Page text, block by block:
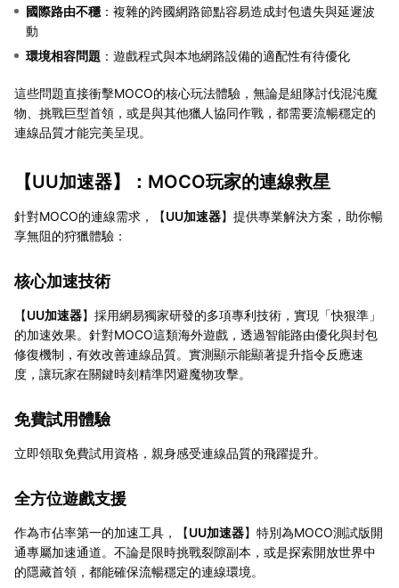
國際路由不穩 ：複雜的跨國網路節點容易造成封包遺失與延遲波
動
環境相容問題 ：遊戲程式與本地網路設備的適配性有待優化
這些問題直接衝擊MOCO的核心玩法體驗，無論是組隊討伐混沌魔
物、挑戰巨型首領，或是與其他獵人協同作戰，都需要流暢穩定的
連線品質才能完美呈現。
【UU加速器】：MOCO玩家的連線救星
針對MOCO的連線需求，【UU加速器】提供專業解決方案，助你暢
享無阻的狩獵體驗：
核心加速技術
【UU加速器】採用網易獨家研發的多項專利技術，實現「快狠準」
的加速效果。針對MOCO這類海外遊戲，透過智能路由優化與封包
修復機制，有效改善連線品質。實測顯示能顯著提升指令反應速
度，讓玩家在關鍵時刻精準閃避魔物攻擊。
免費試用體驗
立即領取免費試用資格，親身感受連線品質的飛躍提升。
全方位遊戲支援
作為市佔率第一的加速工具，【UU加速器】特別為MOCO測試版開
通專屬加速通道。不論是限時挑戰裂隙副本，或是探索開放世界中
的隱藏首領，都能確保流暢穩定的連線環境。